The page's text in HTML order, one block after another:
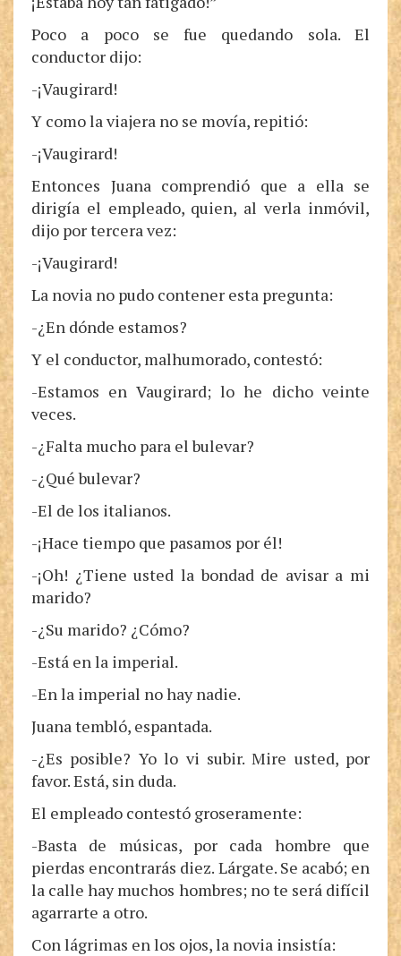
Poco a poco se fue quedando sola. El
conductor dijo:
-¡Vaugirard!
Y como la viajera no se movía, repitió:
-¡Vaugirard!
Entonces Juana comprendió que a ella se
dirigía el empleado, quien, al verla inmóvil,
dijo por tercera vez:
-¡Vaugirard!
La novia no pudo contener esta pregunta:
-¿En dónde estamos?
Y el conductor, malhumorado, contestó:
-Estamos en Vaugirard; lo he dicho veinte
veces.
-¿Falta mucho para el bulevar?
-¿Qué bulevar?
-El de los italianos.
-¡Hace tiempo que pasamos por él!
-¡Oh! ¿Tiene usted la bondad de avisar a mi
marido?
-¿Su marido? ¿Cómo?
-Está en la imperial.
-En la imperial no hay nadie.
Juana tembló, espantada.
-¿Es posible? Yo lo vi subir. Mire usted, por
favor. Está, sin duda.
El empleado contestó groseramente:
-Basta de músicas, por cada hombre que
pierdas encontrarás diez. Lárgate. Se acabó; en
la calle hay muchos hombres; no te será difícil
agarrarte a otro.
Con lágrimas en los ojos, la novia insistía: